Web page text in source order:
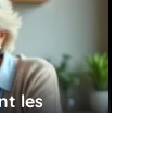
les